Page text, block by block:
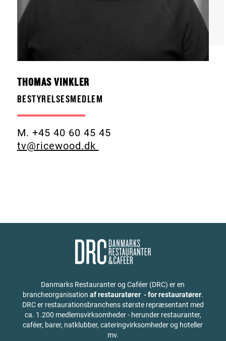
THOMAS VINKLER
BESTYRELSESMEDLEM
M. +45 40 60 45 45
tv@ricewood.dk
Danmarks Restauranter og Caféer (DRC) er en
brancheorganisation af restauratører - for restauratører.
DRC er restaurationsbranchens største repræsentant med
ca. 1.200 medlemsvirksomheder - herunder restauranter,
caféer, barer, natklubber, cateringvirksomheder og hoteller
mv.